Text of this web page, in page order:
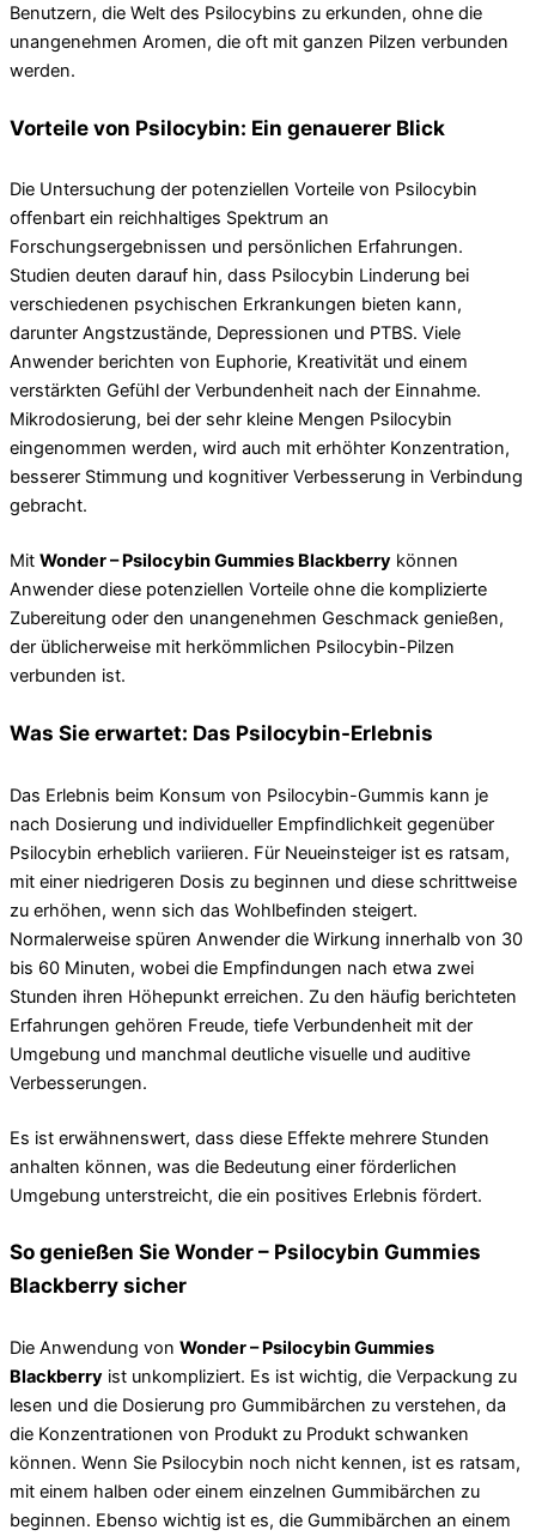
Benutzern, die Welt des Psilocybins zu erkunden, ohne die
unangenehmen Aromen, die oft mit ganzen Pilzen verbunden
werden.
Vorteile von Psilocybin: Ein genauerer Blick
Die Untersuchung der potenziellen Vorteile von Psilocybin
offenbart ein reichhaltiges Spektrum an
Forschungsergebnissen und persönlichen Erfahrungen.
Studien deuten darauf hin, dass Psilocybin Linderung bei
verschiedenen psychischen Erkrankungen bieten kann,
darunter Angstzustände, Depressionen und PTBS. Viele
Anwender berichten von Euphorie, Kreativität und einem
verstärkten Gefühl der Verbundenheit nach der Einnahme.
Mikrodosierung, bei der sehr kleine Mengen Psilocybin
eingenommen werden, wird auch mit erhöhter Konzentration,
besserer Stimmung und kognitiver Verbesserung in Verbindung
gebracht.
Mit Wonder – Psilocybin Gummies Blackberry können
Anwender diese potenziellen Vorteile ohne die komplizierte
Zubereitung oder den unangenehmen Geschmack genießen,
der üblicherweise mit herkömmlichen Psilocybin-Pilzen
verbunden ist.
Was Sie erwartet: Das Psilocybin-Erlebnis
Das Erlebnis beim Konsum von Psilocybin-Gummis kann je
nach Dosierung und individueller Empfindlichkeit gegenüber
Psilocybin erheblich variieren. Für Neueinsteiger ist es ratsam,
mit einer niedrigeren Dosis zu beginnen und diese schrittweise
zu erhöhen, wenn sich das Wohlbefinden steigert.
Normalerweise spüren Anwender die Wirkung innerhalb von 30
bis 60 Minuten, wobei die Empfindungen nach etwa zwei
Stunden ihren Höhepunkt erreichen. Zu den häufig berichteten
Erfahrungen gehören Freude, tiefe Verbundenheit mit der
Umgebung und manchmal deutliche visuelle und auditive
Verbesserungen.
Es ist erwähnenswert, dass diese Effekte mehrere Stunden
anhalten können, was die Bedeutung einer förderlichen
Umgebung unterstreicht, die ein positives Erlebnis fördert.
So genießen Sie Wonder – Psilocybin Gummies
Blackberry sicher
Die Anwendung von Wonder – Psilocybin Gummies
Blackberry ist unkompliziert. Es ist wichtig, die Verpackung zu
lesen und die Dosierung pro Gummibärchen zu verstehen, da
die Konzentrationen von Produkt zu Produkt schwanken
können. Wenn Sie Psilocybin noch nicht kennen, ist es ratsam,
mit einem halben oder einem einzelnen Gummibärchen zu
beginnen. Ebenso wichtig ist es, die Gummibärchen an einem